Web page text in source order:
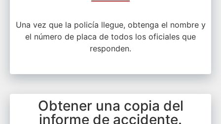
Una vez que la policía llegue, obtenga el nombre y
el número de placa de todos los oficiales que
responden.
Obtener una copia del
informe de accidente.